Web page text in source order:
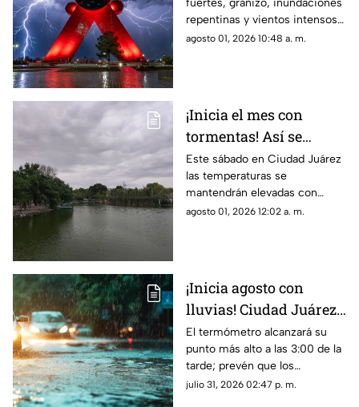
caída de granizo este
sábado
fuertes, granizo, inundaciones
repentinas y vientos intensos
desde el mediodía de este
agosto 01, 2026 10:48 a. m.
¡Inicia el mes con
tormentas! Así se
espera el clima para
hoy, 1 de agosto en
Ciudad Juárez
Este sábado en Ciudad Juárez
las temperaturas se
mantendrán elevadas con
cerca de 40 grados y
agosto 01, 2026 12:02 a. m.
¡Inicia agosto con
lluvias! Ciudad Juárez
empieza este mes con
temperaturas de hasta
39°C y probabilidad de
TORMENTAS
El termómetro alcanzará su
punto más alto a las 3:00 de la
tarde; prevén que los
chubascos y tormentas se
julio 31, 2026 02:47 p. m.